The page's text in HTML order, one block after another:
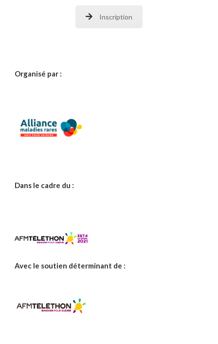
Inscription
Organisé par :
Dans le cadre du :
Avec le soutien déterminant de :